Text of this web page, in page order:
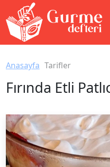
Anasayfa Tarifler
Fırında Etli